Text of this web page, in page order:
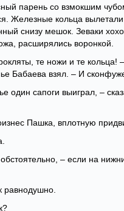
парень со взмокшим
Железные кольца
снизу мешок. Зеваки
расширялись воронкой.
те ножи и те кольца!
Бабаева взял. – И
один сапоги выиграл, –
Пашка, вплотную
– если на
равнодушно.